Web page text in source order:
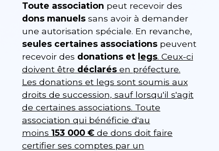
Toute association peut recevoir des
dons manuels sans avoir à demander
une autorisation spéciale. En revanche,
seules certaines associations peuvent
recevoir des donations et legs. Ceux-ci
doivent être déclarés en préfecture.
Les donations et legs sont soumis aux
droits de succession, sauf lorsqu'il s'agit
de certaines associations. Toute
association qui bénéficie d'au
moins 153 000 € de dons doit faire
certifier ses comptes par un